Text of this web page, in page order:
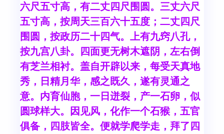
六尺五寸高，有二丈四尺围圆。三丈六尺
五寸高，按周天三百六十五度；二丈四尺
围圆，按政历二十四气。上有九窍八孔，
按九宫八卦。四面更无树木遮阴，左右倒
有芝兰相衬。盖自开辟以来，每受天真地
秀，日精月华，感之既久，遂有灵通之
意。内育仙胞，一日迸裂，产一石卵，似
圆球样大。因见风，化作一个石猴，五官
俱备，四肢皆全。便就学爬学走，拜了四